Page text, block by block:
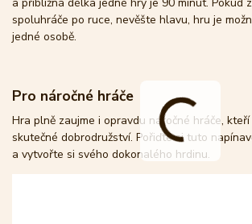
spoluhráče po ruce, nevěšte hlavu, hru je
jedné osobě.
Pro náročné hráče
Hra plně zaujme i opravdu náročné hráče,
skutečné dobrodružství. Pořiďte si tuto
a vytvořte si svého dokonalého hrdinu.